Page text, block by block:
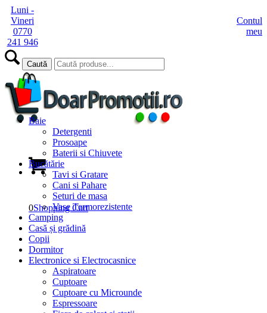
Luni -
Vineri
0770
241 946
Contul
meu
0Shopping Cart
Baie
Detergenti
Prosoape
Baterii si Chiuvete
Bucătărie
Tavi si Gratare
Cani si Pahare
Seturi de masa
Vase Termorezistente
Camping
Casă și grădină
Copii
Dormitor
Electronice si Electrocasnice
Aspiratoare
Cuptoare
Cuptoare cu Microunde
Espressoare